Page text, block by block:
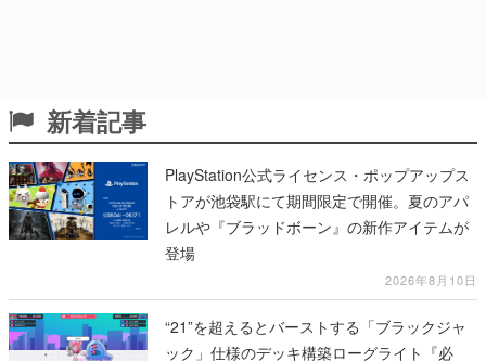
レルや『ブラッドボーン』の新作アイテムが
登場
2026年8月10日
“21”を超えるとバーストする「ブラックジャ
ック」仕様のデッキ構築ローグライト『必
殺！メガ子パンチ！』が8月11日Steamにて
リリース
2026年8月10日